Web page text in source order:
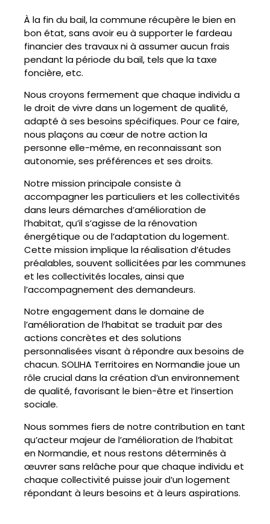
À la fin du bail, la commune récupère le bien en
bon état, sans avoir eu à supporter le fardeau
financier des travaux ni à assumer aucun frais
pendant la période du bail, tels que la taxe
foncière, etc.
Nous croyons fermement que chaque individu a
le droit de vivre dans un logement de qualité,
adapté à ses besoins spécifiques. Pour ce faire,
nous plaçons au cœur de notre action la
personne elle-même, en reconnaissant son
autonomie, ses préférences et ses droits.
Notre mission principale consiste à
accompagner les particuliers et les collectivités
dans leurs démarches d’amélioration de
l’habitat, qu’il s’agisse de la rénovation
énergétique ou de l’adaptation du logement.
Cette mission implique la réalisation d’études
préalables, souvent sollicitées par les communes
et les collectivités locales, ainsi que
l’accompagnement des demandeurs.
Notre engagement dans le domaine de
l’amélioration de l’habitat se traduit par des
actions concrètes et des solutions
personnalisées visant à répondre aux besoins de
chacun. SOLIHA Territoires en Normandie joue un
rôle crucial dans la création d’un environnement
de qualité, favorisant le bien-être et l’insertion
sociale.
Nous sommes fiers de notre contribution en tant
qu’acteur majeur de l’amélioration de l’habitat
en Normandie, et nous restons déterminés à
œuvrer sans relâche pour que chaque individu et
chaque collectivité puisse jouir d’un logement
répondant à leurs besoins et à leurs aspirations.